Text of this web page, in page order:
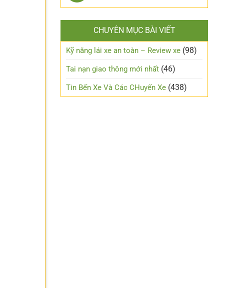
số
an
toàn
trong
đêm?
Kỹ
lái
xe
đường
sương
có
ở
Những
lưu
cho
mới
lái
CHUYÊN MỤC BÀI VIẾT
Kỹ năng lái xe an toàn – Review xe (98)
Tai nạn giao thông mới nhất (46)
Tin Bến Xe Và Các CHuyến Xe (438)